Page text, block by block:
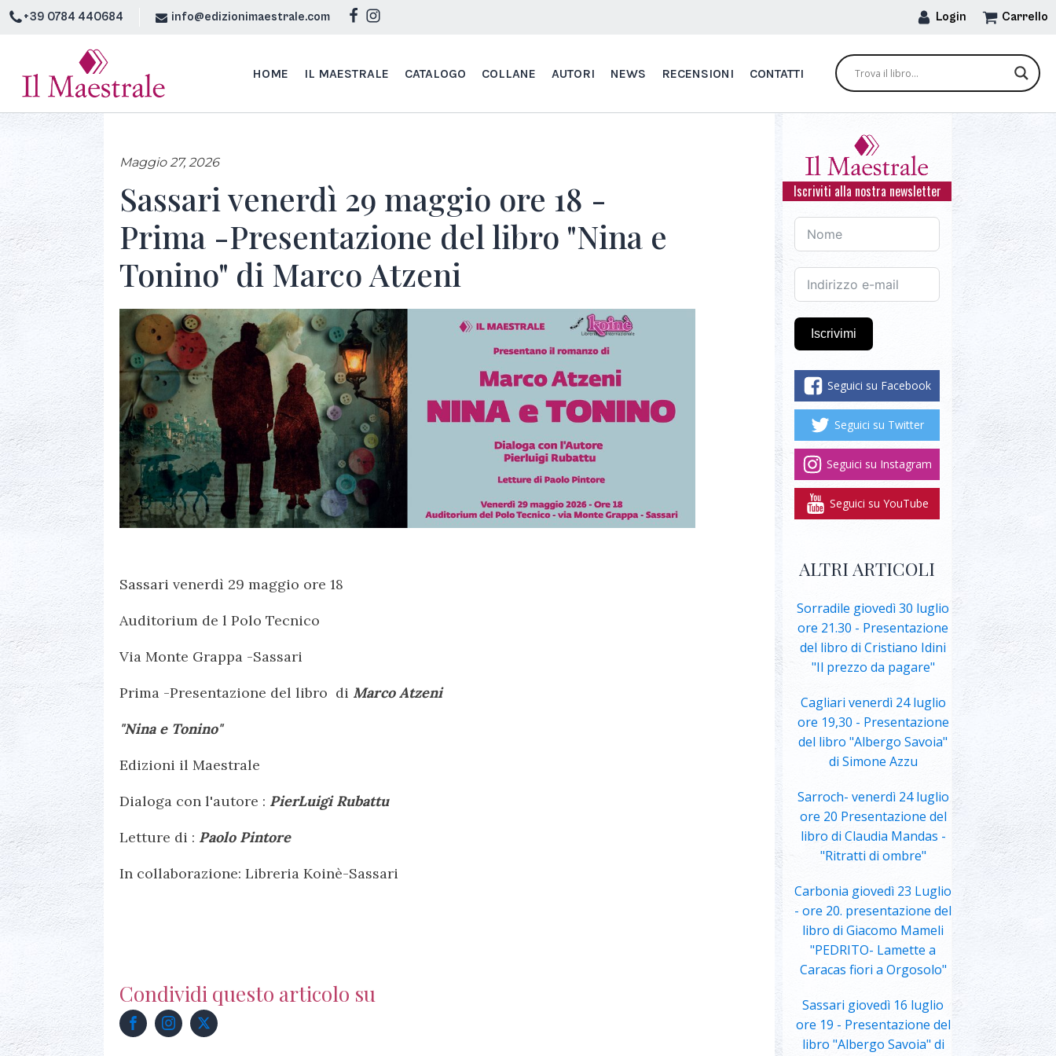
+39 0784 440684 info@edizionimaestrale.com Login Carrello
HOME IL MAESTRALE CATALOGO COLLANE AUTORI NEWS RECENSIONI CONTATTI
Maggio 27, 2026
Sassari venerdì 29 maggio ore 18 -
Prima -Presentazione del libro "Nina e
Tonino" di Marco Atzeni
Sassari venerdì 29 maggio ore 18
Auditorium de l Polo Tecnico
Via Monte Grappa -Sassari
Prima -Presentazione del libro di Marco Atzeni
"Nina e Tonino"
Edizioni il Maestrale
Dialoga con l'autore : PierLuigi Rubattu
Letture di : Paolo Pintore
In collaborazione: Libreria Koinè-Sassari
Condividi questo articolo su
Iscriviti alla nostra newsletter
Iscrivimi
Seguici su Facebook
Seguici su Twitter
Seguici su Instagram
Seguici su YouTube
ALTRI ARTICOLI
Sorradile giovedì 30 luglio
ore 21.30 - Presentazione
del libro di Cristiano Idini
"Il prezzo da pagare"
Cagliari venerdì 24 luglio
ore 19,30 - Presentazione
del libro "Albergo Savoia"
di Simone Azzu
Sarroch- venerdì 24 luglio
ore 20 Presentazione del
libro di Claudia Mandas -
"Ritratti di ombre"
Carbonia giovedì 23 Luglio
- ore 20. presentazione del
libro di Giacomo Mameli
"PEDRITO- Lamette a
Caracas fiori a Orgosolo"
Sassari giovedì 16 luglio
ore 19 - Presentazione del
libro "Albergo Savoia" di